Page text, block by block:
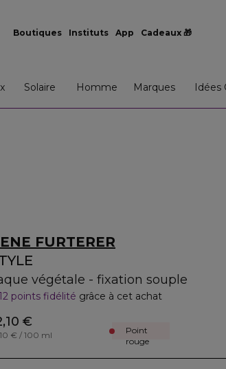
Boutiques Instituts App Cadeaux 🎁
Solaire Homme Marques Idées
FURTERER
végétale - fixation souple
points fidélité grâce à cet achat
€
€ / 100 ml
Point
rouge